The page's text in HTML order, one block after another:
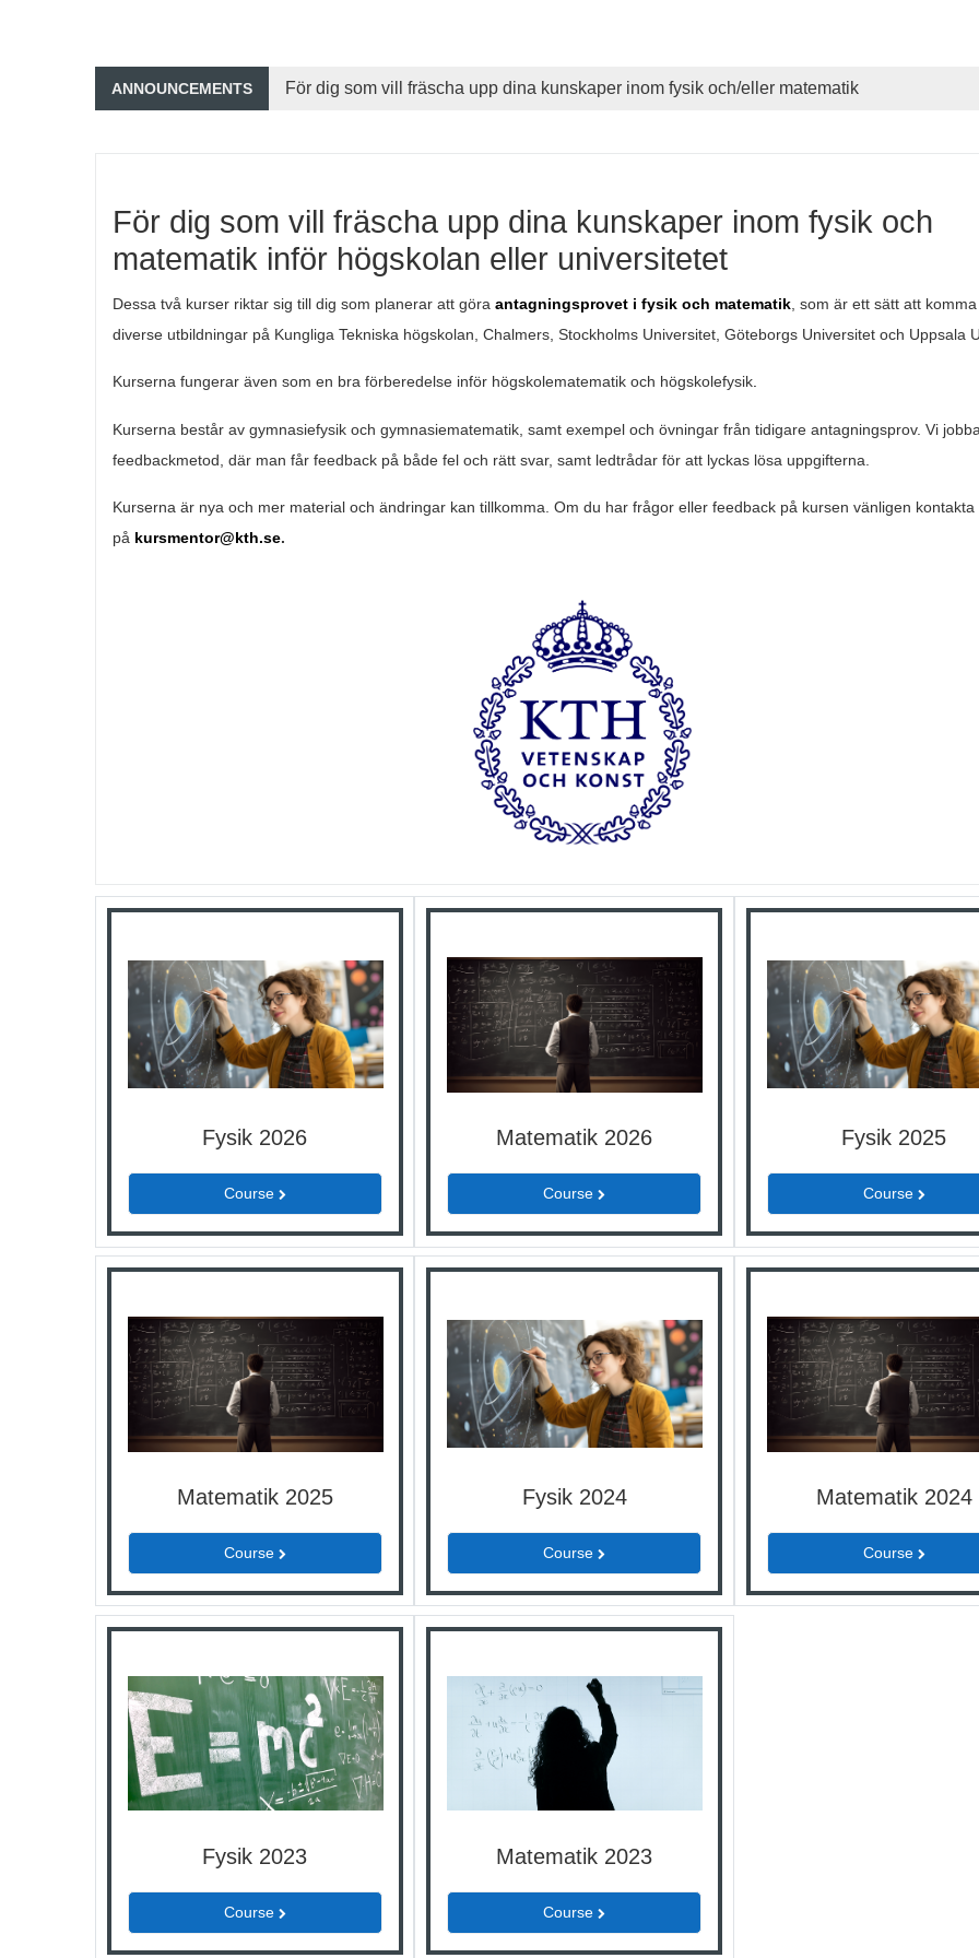
ANNOUNCEMENTS För dig som vill fräscha upp dina kunskaper inom fysik och/eller matematik
För dig som vill fräscha upp dina kunskaper inom fysik och
matematik inför högskolan eller universitetet
Dessa två kurser riktar sig till dig som planerar att göra antagningsprovet i fysik och matematik , som är ett sätt att
diverse utbildningar på Kungliga Tekniska högskolan, Chalmers, Stockholms Universitet, Göteborgs Universitet och Uppsala
Kurserna fungerar även som en bra förberedelse inför högskolematematik och högskolefysik.
Kurserna består av gymnasiefysik och gymnasiematematik, samt exempel och övningar från tidigare antagningsprov. Vi
feedbackmetod, där man får feedback på både fel och rätt svar, samt ledtrådar för att lyckas lösa uppgifterna.
Kurserna är nya och mer material och ändringar kan tillkomma. Om du har frågor eller feedback på kursen vänligen kontakta
på kursmentor@kth.se.
Fysik 2026
Course
Matematik 2026
Course
Fysik 2025
Course
Matematik 2025
Course
Fysik 2024
Course
Matematik 2024
Course
Fysik 2023
Course
Matematik 2023
Course